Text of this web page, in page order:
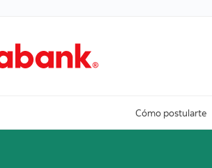
Cómo postularte